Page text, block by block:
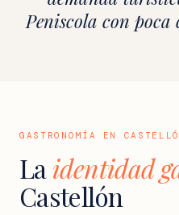
Peniscola con
GASTRONOMÍA EN
Laidentidad
Castellón